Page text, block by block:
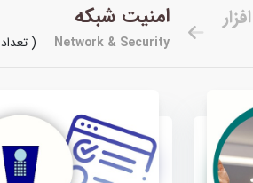
امنیت شبکه
Network & Security ( تعداد